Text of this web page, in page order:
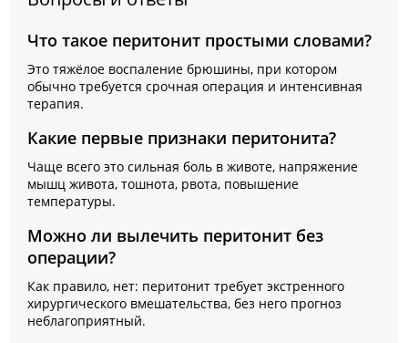
Что такое перитонит простыми словами?
Это тяжёлое воспаление брюшины, при котором
обычно требуется срочная операция и интенсивная
терапия.
Какие первые признаки перитонита?
Чаще всего это сильная боль в животе, напряжение
мышц живота, тошнота, рвота, повышение
температуры.
Можно ли вылечить перитонит без
операции?
Как правило, нет: перитонит требует экстренного
хирургического вмешательства, без него прогноз
неблагоприятный.